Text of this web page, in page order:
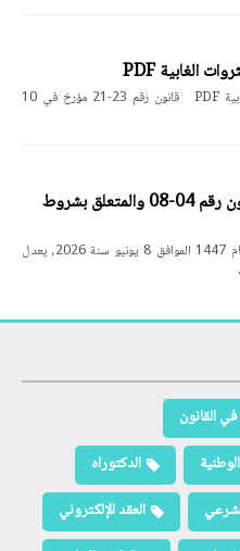
قانون رقم 23-21 يتعلق بالغابات والثروات الغابية PDF قانون رقم 23-21 مؤرخ في 10
قانون رقم 26-12 يعدل ويتمم القانون رقم 04-08 والمتعلق بشروط
قانون رقم 26-12 مؤرخ في 22 ذي الحجة عام 1447 الموافق 8 يونيو سنة 2026، يعدل
القانون
الدكتوراه
العقد الإلكتروني